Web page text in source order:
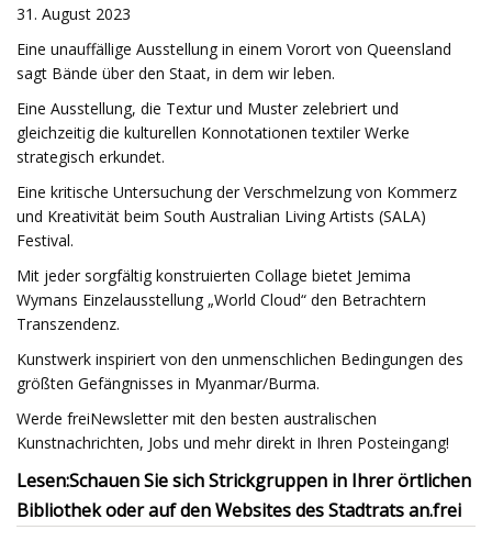
31. August 2023
Eine unauffällige Ausstellung in einem Vorort von Queensland
sagt Bände über den Staat, in dem wir leben.
Eine Ausstellung, die Textur und Muster zelebriert und
gleichzeitig die kulturellen Konnotationen textiler Werke
strategisch erkundet.
Eine kritische Untersuchung der Verschmelzung von Kommerz
und Kreativität beim South Australian Living Artists (SALA)
Festival.
Mit jeder sorgfältig konstruierten Collage bietet Jemima
Wymans Einzelausstellung „World Cloud“ den Betrachtern
Transzendenz.
Kunstwerk inspiriert von den unmenschlichen Bedingungen des
größten Gefängnisses in Myanmar/Burma.
Werde freiNewsletter mit den besten australischen
Kunstnachrichten, Jobs und mehr direkt in Ihren Posteingang!
Lesen:Schauen Sie sich Strickgruppen in Ihrer örtlichen
Bibliothek oder auf den Websites des Stadtrats an.frei